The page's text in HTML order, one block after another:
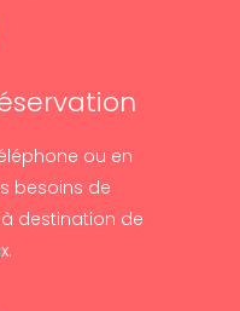
ou en
besoins de
destination de